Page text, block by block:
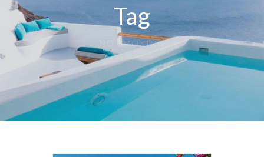
Tag
NO SMOKING